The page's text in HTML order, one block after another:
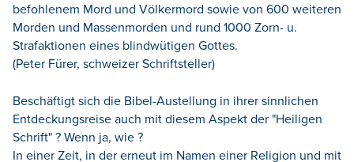
befohlenem Mord und Völkermord sowie von 600 weiteren
Morden und Massenmorden und rund 1000 Zorn- u.
Strafaktionen eines blindwütigen Gottes.
(Peter Fürer, schweizer Schriftsteller)
Beschäftigt sich die Bibel-Austellung in ihrer sinnlichen
Entdeckungsreise auch mit diesem Aspekt der "Heiligen
Schrift" ? Wenn ja, wie ?
In einer Zeit, in der erneut im Namen einer Religion und mit